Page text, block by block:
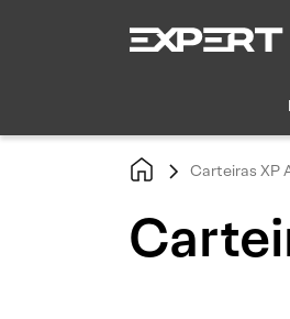
Carteiras XP